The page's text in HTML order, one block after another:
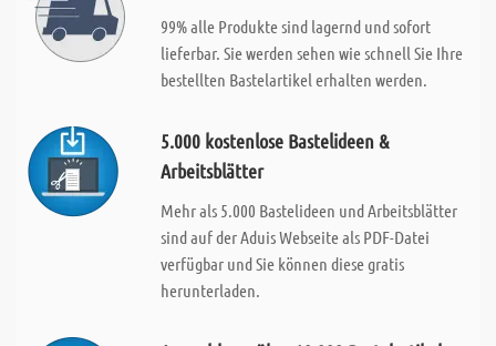
99% alle Produkte sind lagernd und sofort
lieferbar. Sie werden sehen wie schnell Sie Ihre
bestellten Bastelartikel erhalten werden.
5.000 kostenlose Bastelideen &
Arbeitsblätter
Mehr als 5.000 Bastelideen und Arbeitsblätter
sind auf der Aduis Webseite als PDF-Datei
verfügbar und Sie können diese gratis
herunterladen.